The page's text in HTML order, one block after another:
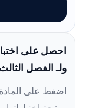
احصل على
ولـ الفصل الثالث
اضغط على المادة